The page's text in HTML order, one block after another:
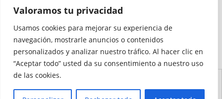
Valoramos tu privacidad
Usamos cookies para mejorar su experiencia de
navegación, mostrarle anuncios o contenidos
personalizados y analizar nuestro tráfico. Al hacer clic en
“Aceptar todo” usted da su consentimiento a nuestro uso
de las cookies.
Medio auditado por